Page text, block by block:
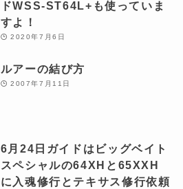
ドWSS-ST64L+も使っていま
すよ！
2020年7月6日
ルアーの結び方
2007年7月11日
6月24日ガイドはビッグベイト
スペシャルの64XHと65XXH
に入魂修行とテキサス修行依頼